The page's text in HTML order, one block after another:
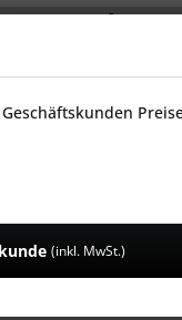
ab
inkl. MwSt.
Anschluss
(inkl. MwSt.)